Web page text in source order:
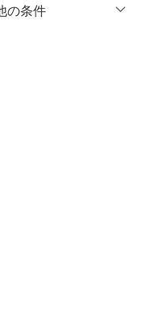
絞り込み
％OFF～ ％OFF
の条件